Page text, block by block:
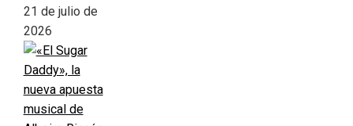
21 de julio de
2026